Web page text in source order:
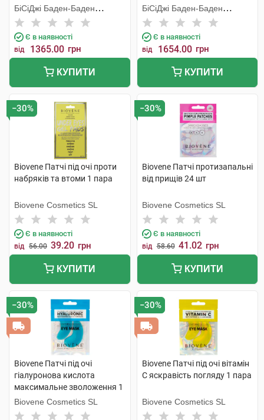
БіСіДжі Баден-Баден
Косметікс Груп Гмбх
Є в наявності
від 1365.00 грн
КУПИТИ
клітинами троянди 15 мл 1
банка
БіСіДжі Баден-Баден
Косметікс Груп Гмбх
Є в наявності
від 1654.00 грн
КУПИТИ
−30%
Biovene Патчі під очі проти
набряків та втоми 1 пара
Biovene Cosmetics SL
Є в наявності
від 56.00 39.20 грн
КУПИТИ
−30%
Biovene Патчі протизапальні
від прищів 24 шт
Biovene Cosmetics SL
Є в наявності
від 58.60 41.02 грн
КУПИТИ
−30%
Biovene Патчі під очі
гіалуронова кислота
максимальне зволоження 1
пара
Biovene Cosmetics SL
−30%
Biovene Патчі під очі вітамін
C яскравість погляду 1 пара
Biovene Cosmetics SL